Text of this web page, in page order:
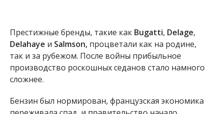
Престижные бренды, такие как Bugatti, Delage,
Delahaye и Salmson, процветали как на родине,
так и за рубежом. После войны прибыльное
производство роскошных седанов стало намного
сложнее.
Бензин был нормирован, французская экономика